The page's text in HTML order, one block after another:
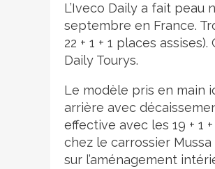
L’Iveco Daily a fait
septembre en France.
22 + 1 + 1 places
Daily Tourys.
Le modèle pris en main
arrière avec
effective avec les 19 + 1
chez le carrossier
sur l’aménagement